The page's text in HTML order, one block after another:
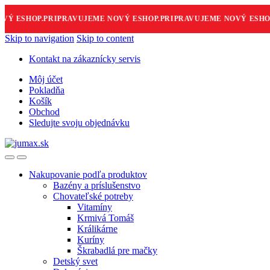
ESHOP.PRIPRAVUJEME NOVÝ ESHOP.PRIPRAVUJEME NOVÝ ESHOP.
Skip to navigation Skip to content
Kontakt na zákaznícky servis
Môj účet
Pokladňa
Košík
Obchod
Sledujte svoju objednávku
Nakupovanie podľa produktov
Bazény a príslušenstvo
Chovateľské potreby
Vitamíny
Krmivá Tomáš
Králikárne
Kuríny
Škrabadlá pre mačky
Detský svet